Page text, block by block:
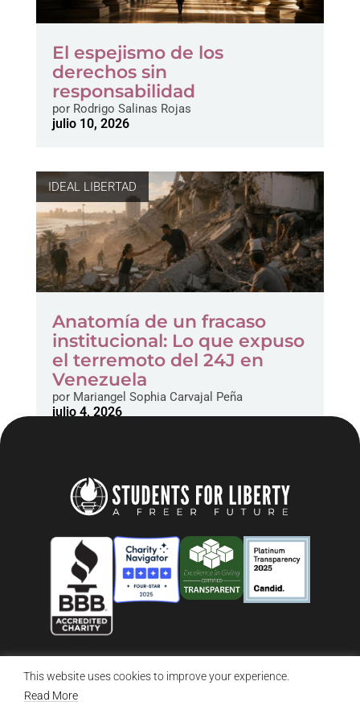
This website uses cookies to improve your experience.
Read More
El espejismo de los
derechos sin
responsabilidad
porRodrigo Salinas Rojas
julio 10, 2026
IDEAL LIBERTAD
Anatomía de un fracaso
institucional: Lo que expuso
el terremoto del 24J en
Venezuela
porMariangel Sophia Carvajal Peña
julio 4, 2026
© 2026 Students For Liberty, All Rights Reserved
Privacy Policy